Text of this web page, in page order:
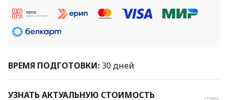
ВРЕМЯ ПОДГОТОВКИ: 30 дней
УЗНАТЬ АКТУАЛЬНУЮ СТОИМОСТЬ